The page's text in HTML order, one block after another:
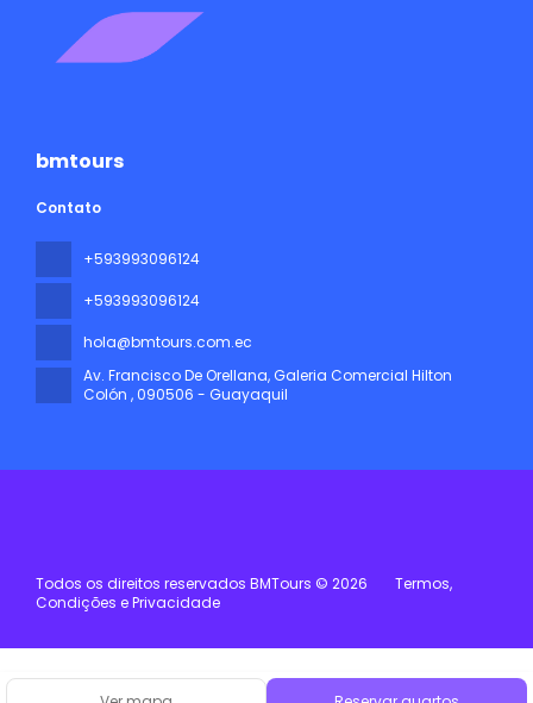
bmtours
Contato
+593993096124
+593993096124
hola@bmtours.com.ec
Av. Francisco De Orellana, Galeria Comercial Hilton
Colón , 090506 - Guayaquil
Todos os direitos reservados BMTours © 2026
Termos,
Condições e Privacidade